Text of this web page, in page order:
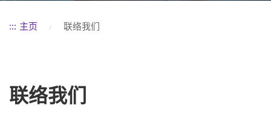
::: 主页 联络我们
联络我们